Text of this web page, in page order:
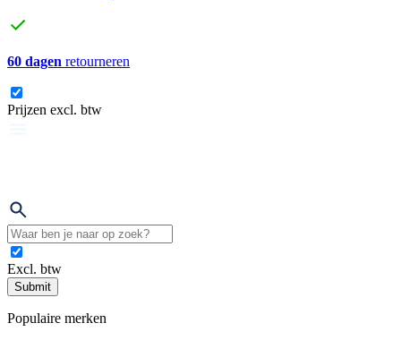
60 dagen retourneren
Prijzen excl. btw
Excl. btw
Submit
Populaire merken